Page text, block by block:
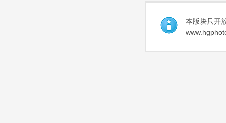
本版块只开